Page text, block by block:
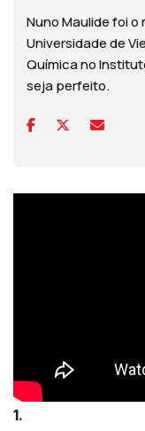
Nuno Maulide foi
Universidade de
Química no
seja perfeito.
1.